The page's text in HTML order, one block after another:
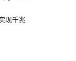
现千兆